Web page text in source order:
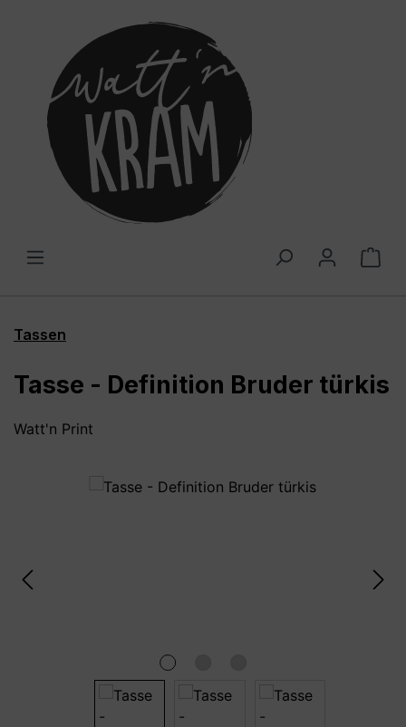
Tassen
Tasse - Definition Bruder türkis
Watt'n Print
Bildergalerie überspringen